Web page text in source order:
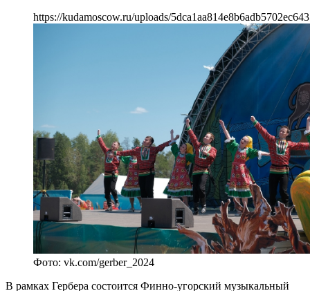
https://kudamoscow.ru/uploads/
Фото: vk.com/gerber_2024
В рамках Гербера состоится Финно-угорский музыкальный